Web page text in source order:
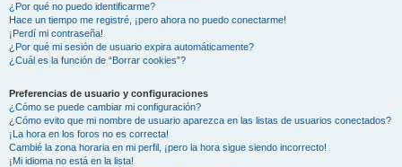
¿Por qué no puedo identificarme?
Hace un tiempo me registré, ¡pero ahora no puedo conectarme!
¡Perdí mi contraseña!
¿Por qué mi sesión de usuario expira automáticamente?
¿Cuál es la función de “Borrar cookies”?
Preferencias de usuario y configuraciones
¿Cómo se puede cambiar mi configuración?
¿Cómo evito que mi nombre de usuario aparezca en las listas de usuarios conectados?
¡La hora en los foros no es correcta!
Cambié la zona horaria en mi perfil, ¡pero la hora sigue siendo incorrecto!
¡Mi idioma no está en la lista!